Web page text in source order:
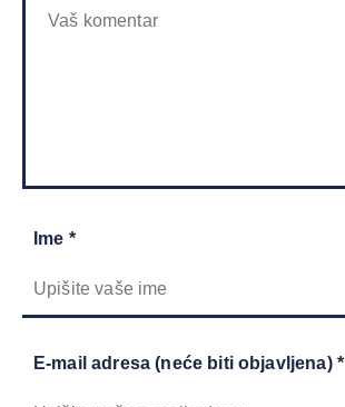
Ime *
E-mail adresa (neće biti objavljena) *